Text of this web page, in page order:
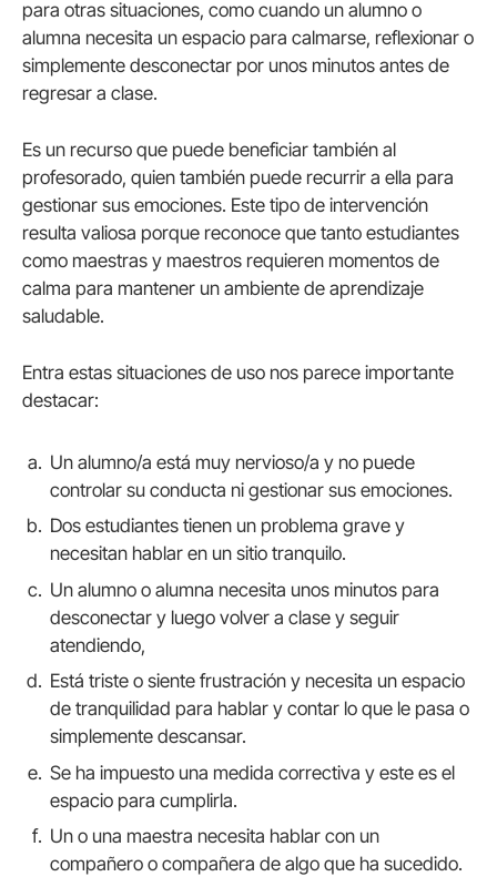
para otras situaciones, como cuando un alumno o
alumna necesita un espacio para calmarse, reflexionar o
simplemente desconectar por unos minutos antes de
regresar a clase.
Es un recurso que puede beneficiar también al
profesorado, quien también puede recurrir a ella para
gestionar sus emociones. Este tipo de intervención
resulta valiosa porque reconoce que tanto estudiantes
como maestras y maestros requieren momentos de
calma para mantener un ambiente de aprendizaje
saludable.
Entra estas situaciones de uso nos parece importante
destacar:
Un alumno/a está muy nervioso/a y no puede
controlar su conducta ni gestionar sus emociones.
Dos estudiantes tienen un problema grave y
necesitan hablar en un sitio tranquilo.
Un alumno o alumna necesita unos minutos para
desconectar y luego volver a clase y seguir
atendiendo,
Está triste o siente frustración y necesita un espacio
de tranquilidad para hablar y contar lo que le pasa o
simplemente descansar.
Se ha impuesto una medida correctiva y este es el
espacio para cumplirla.
Un o una maestra necesita hablar con un
compañero o compañera de algo que ha sucedido.